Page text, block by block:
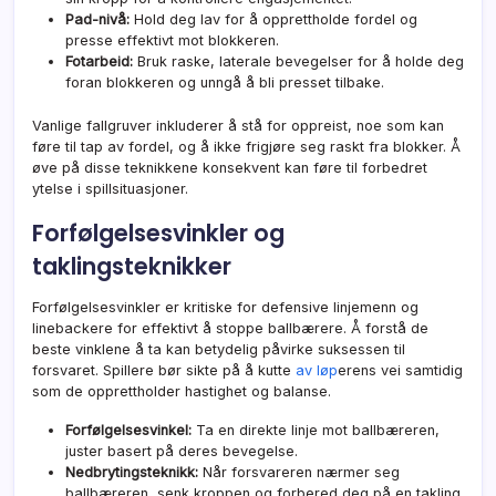
Pad-nivå: Hold deg lav for å opprettholde fordel og
presse effektivt mot blokkeren.
Fotarbeid: Bruk raske, laterale bevegelser for å holde deg
foran blokkeren og unngå å bli presset tilbake.
Vanlige fallgruver inkluderer å stå for oppreist, noe som kan
føre til tap av fordel, og å ikke frigjøre seg raskt fra blokker. Å
øve på disse teknikkene konsekvent kan føre til forbedret
ytelse i spillsituasjoner.
Forfølgelsesvinkler og
taklingsteknikker
Forfølgelsesvinkler er kritiske for defensive linjemenn og
linebackere for effektivt å stoppe ballbærere. Å forstå de
beste vinklene å ta kan betydelig påvirke suksessen til
forsvaret. Spillere bør sikte på å kutte av løperens vei samtidig
som de opprettholder hastighet og balanse.
Forfølgelsesvinkel: Ta en direkte linje mot ballbæreren,
juster basert på deres bevegelse.
Nedbrytingsteknikk: Når forsvareren nærmer seg